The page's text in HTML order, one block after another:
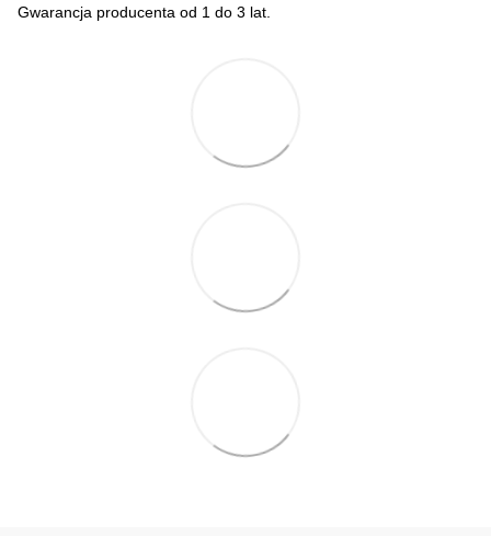
Gwarancja producenta od 1 do 3 lat.